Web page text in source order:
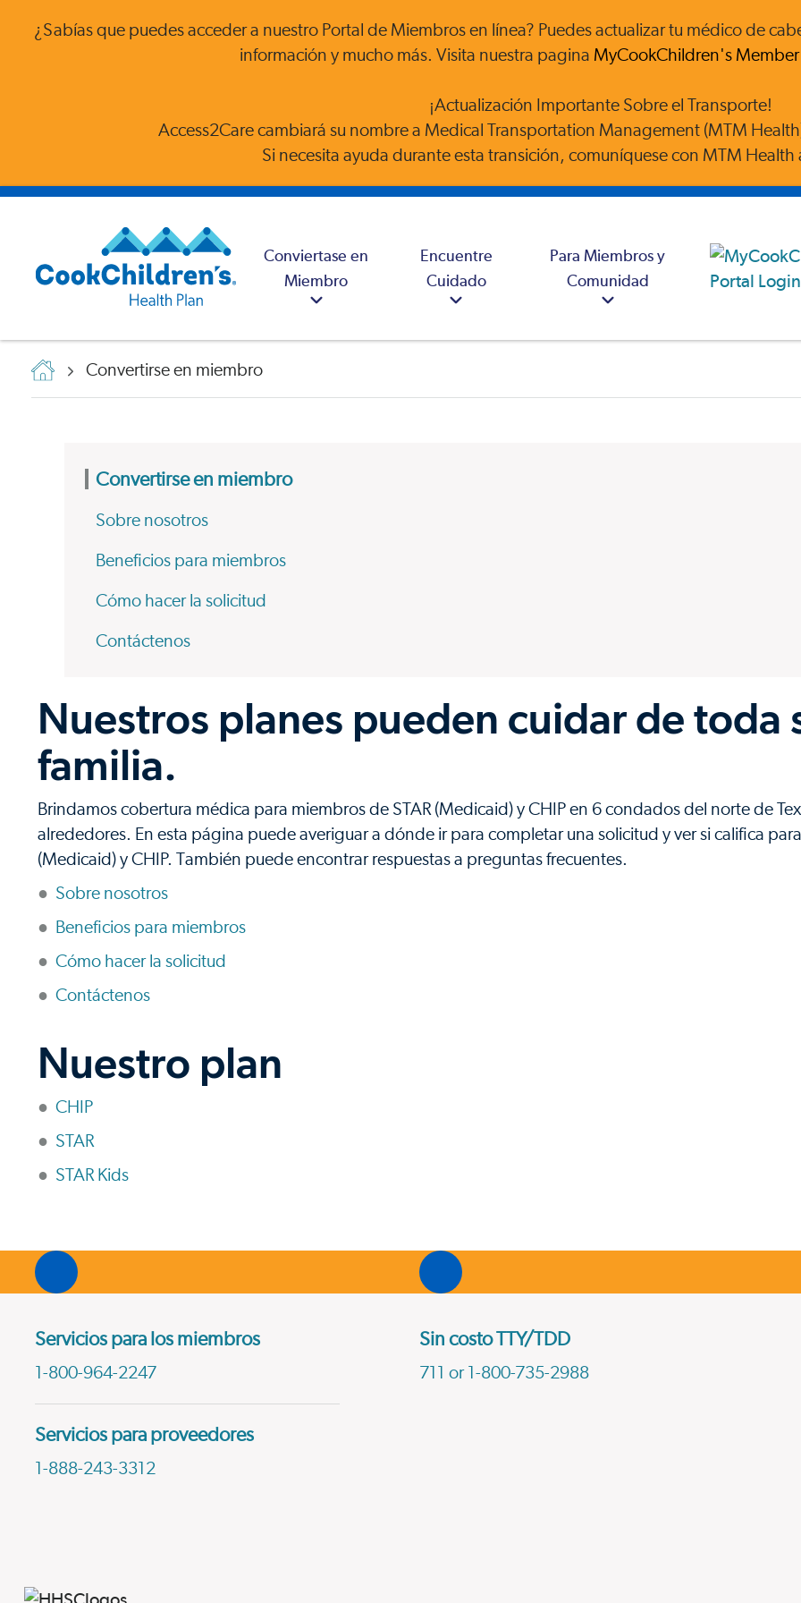
¿Sabías que puedes acceder a nuestro Portal de Miembros en línea? Puedes actualizar tu médico de
información y mucho más. Visita nuestra pagina MyCookChildren's Member
¡Actualización Importante Sobre el Transporte!
Access2Care cambiará su nombre a Medical Transportation Management (MTM
Si necesita ayuda durante esta transición, comuníquese con MTM Health
Conviertase en
Miembro
Encuentre
Cuidado
Para Miembros y
Comunidad
Convertirse en miembro
Convertirse en miembro
Sobre nosotros
Beneficios para miembros
Cómo hacer la solicitud
Contáctenos
Nuestros planes pueden cuidar de toda
familia.
Brindamos cobertura médica para miembros de STAR (Medicaid) y CHIP en 6 condados del norte de
alrededores. En esta página puede averiguar a dónde ir para completar una solicitud y ver si califica para
(Medicaid) y CHIP. También puede encontrar respuestas a preguntas frecuentes.
Sobre nosotros
Beneficios para miembros
Cómo hacer la solicitud
Contáctenos
Nuestro plan
CHIP
STAR
STAR Kids
Servicios para los miembros
1-800-964-2247
Servicios para proveedores
1-888-243-3312
Sin costo TTY/TDD
711 or 1-800-735-2988